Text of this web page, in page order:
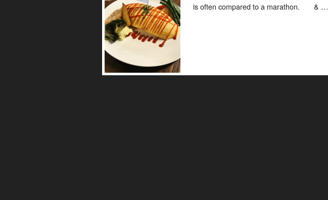
is often compared to a marathon. & …